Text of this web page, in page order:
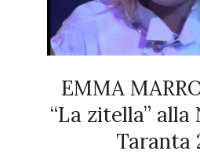
EMMA
“La zitella”
Taranta